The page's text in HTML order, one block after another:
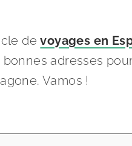
devoyages en
adresses
Vamos !